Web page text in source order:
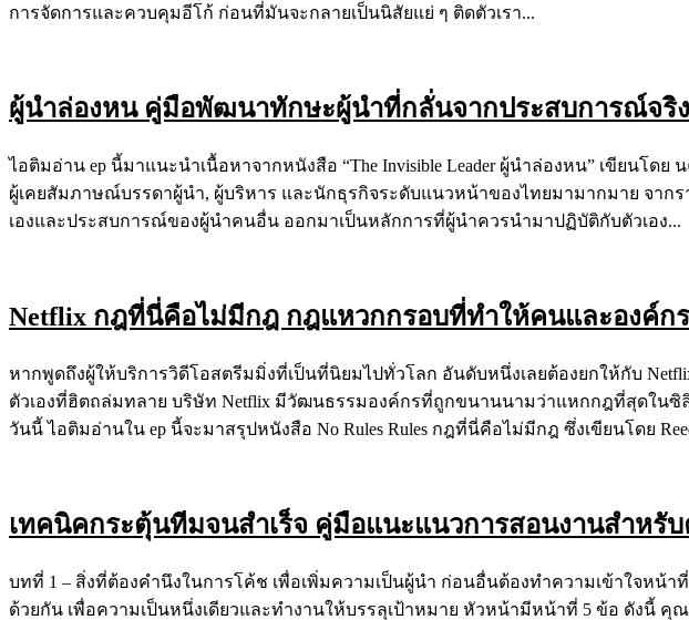
การจัดการและควบคุมอีโก้ ก่อนที่มันจะกลายเป็นนิสัยแย่ ๆ ติดตัวเรา...
ผู้นำล่องหน คู่มือพัฒนาทักษะผู้นำที่กลั่นจากประสบการณ์จริ
ไอติมอ่าน ep นี้มาแนะนำเนื้อหาจากหนังสือ “The Invisible Leader ผู้นำล่องหน” เขียนโ
ผู้เคยสัมภาษณ์บรรดาผู้นำ, ผู้บริหาร และนักธุรกิจระดับแนวหน้าของไทยมามากมาย จากร
เองและประสบการณ์ของผู้นำคนอื่น ออกมาเป็นหลักการที่ผู้นำควรนำมาปฏิบัติกับตัวเอง...
Netflix กฎที่นี่คือไม่มีกฎ กฎแหวกกรอบที่ทำให้คนและองค์กร
หากพูดถึงผู้ให้บริการวิดีโอสตรีมมิ่งที่เป็นที่นิยมไปทั่วโลก อันดับหนึ่งเลยต้องยกให้กับ
ตัวเองที่ฮิตถล่มทลาย บริษัท Netflix มีวัฒนธรรมองค์กรที่ถูกขนานนามว่าแหกกฎที่สุดในซิ
วันนี้ ไอติมอ่านใน ep นี้จะมาสรุปหนังสือ No Rules Rules กฎที่นี่คือไม่มีกฎ ซึ่งเขียนโดย
เทคนิคกระตุ้นทีมจนสำเร็จ คู่มือแนะแนวการสอนงานสำหรั
บทที่ 1 – สิ่งที่ต้องคำนึงในการโค้ช เพื่อเพิ่มความเป็นผู้นำ ก่อนอื่นต้องทำความเข้าใจห
ด้วยกัน เพื่อความเป็นหนึ่งเดียวและทำงานให้บรรลุเป้าหมาย หัวหน้ามีหน้าที่ 5 ข้อ ดัง